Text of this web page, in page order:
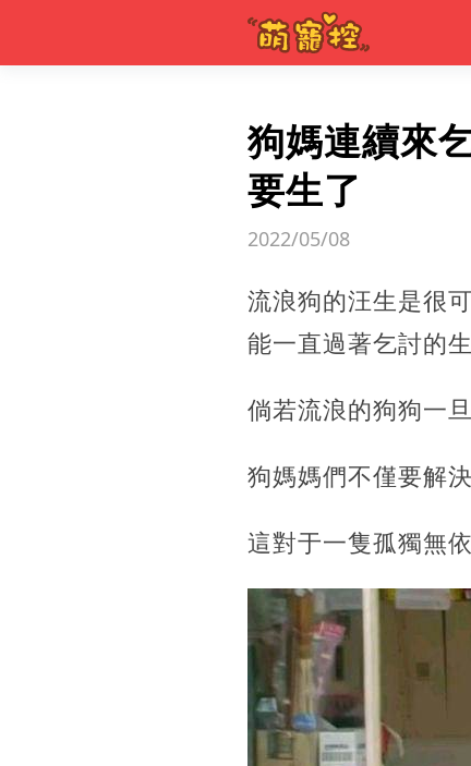
狗媽連續來
要生了
2022/05/08
流浪狗的汪生是很
能一直過著乞討的生
倘若流浪的狗狗一
狗媽媽們不僅要解
這對于一隻孤獨無